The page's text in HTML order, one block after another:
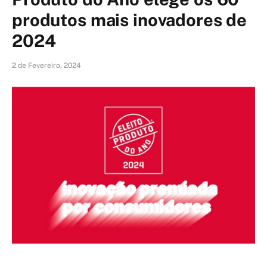
produtos mais inovadores de
2024
2 de Fevereiro, 2024